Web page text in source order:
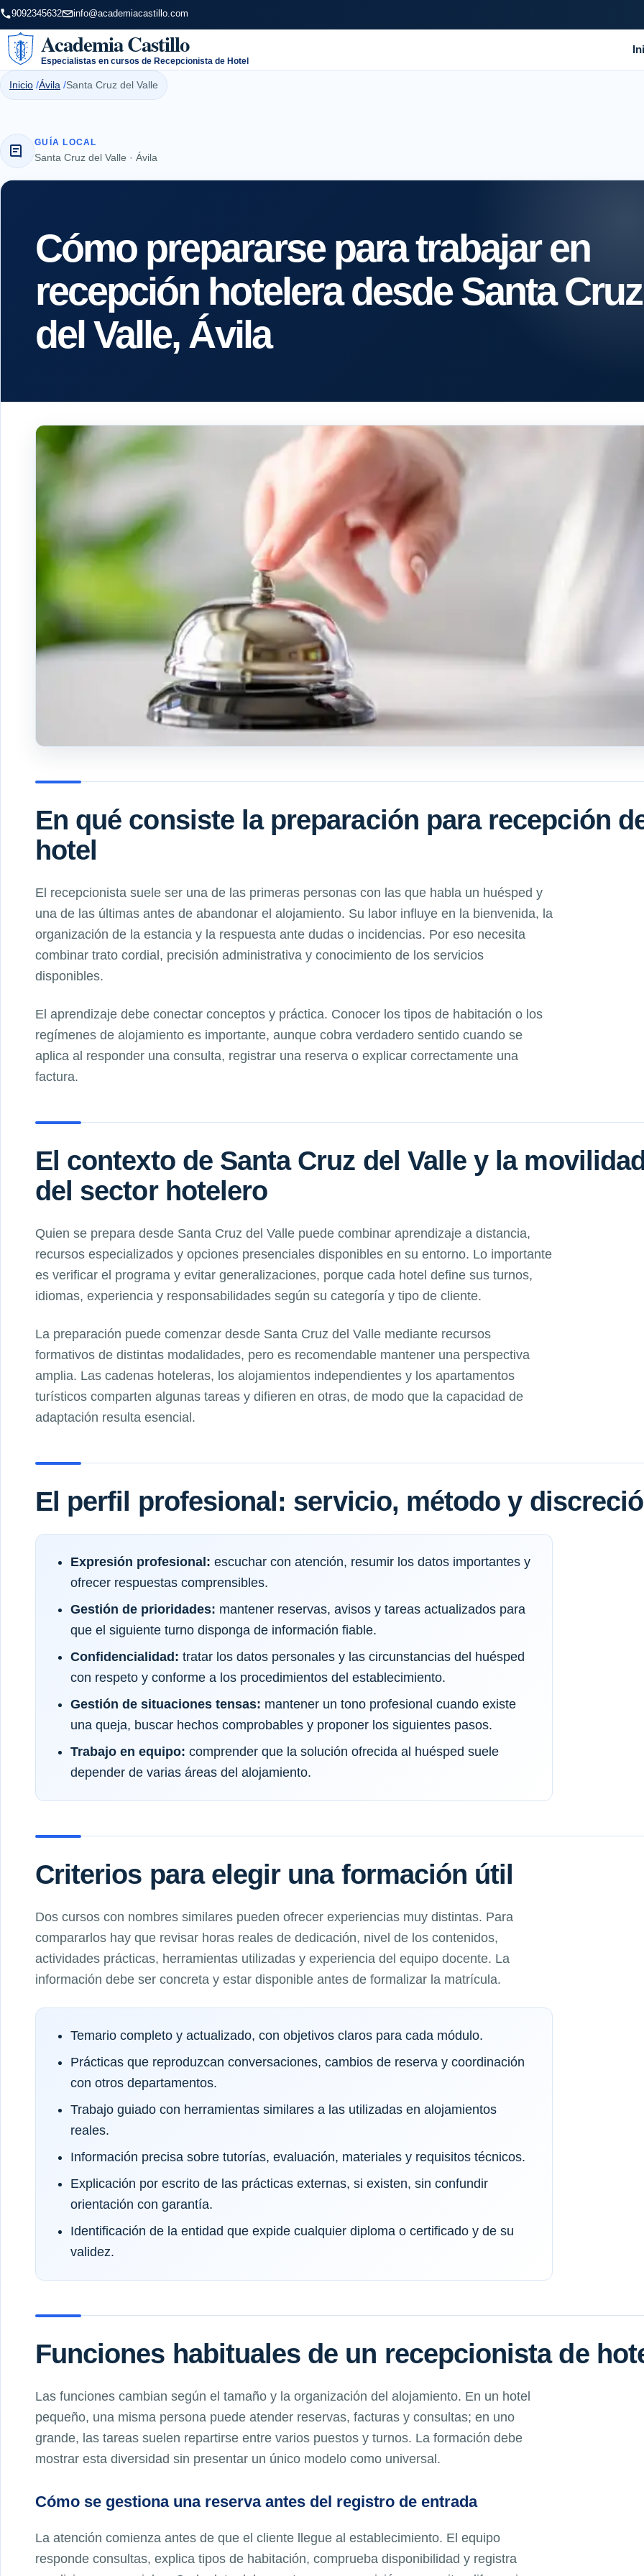
9092345632 info@academiacastillo.com
Academia Castillo
Especialistas en cursos de Recepcionista de Hotel
Inicio Ávila Santa Cruz del Valle
GUÍA LOCAL
Santa Cruz del Valle · Ávila
Cómo prepararse para trabajar en
recepción hotelera desde Santa Cruz
del Valle, Ávila
En qué consiste la preparación para recepción
hotel
El recepcionista suele ser una de las primeras personas con las que habla un huésped y
una de las últimas antes de abandonar el alojamiento. Su labor influye en la bienvenida, la
organización de la estancia y la respuesta ante dudas o incidencias. Por eso necesita
combinar trato cordial, precisión administrativa y conocimiento de los servicios
disponibles.
El aprendizaje debe conectar conceptos y práctica. Conocer los tipos de habitación o los
regímenes de alojamiento es importante, aunque cobra verdadero sentido cuando se
aplica al responder una consulta, registrar una reserva o explicar correctamente una
factura.
El contexto de Santa Cruz del Valle y la
del sector hotelero
Quien se prepara desde Santa Cruz del Valle puede combinar aprendizaje a distancia,
recursos especializados y opciones presenciales disponibles en su entorno. Lo importante
es verificar el programa y evitar generalizaciones, porque cada hotel define sus turnos,
idiomas, experiencia y responsabilidades según su categoría y tipo de cliente.
La preparación puede comenzar desde Santa Cruz del Valle mediante recursos
formativos de distintas modalidades, pero es recomendable mantener una perspectiva
amplia. Las cadenas hoteleras, los alojamientos independientes y los apartamentos
turísticos comparten algunas tareas y difieren en otras, de modo que la capacidad de
adaptación resulta esencial.
El perfil profesional: servicio, método y
Expresión profesional: escuchar con atención, resumir los datos importantes y
ofrecer respuestas comprensibles.
Gestión de prioridades: mantener reservas, avisos y tareas actualizados para
que el siguiente turno disponga de información fiable.
Confidencialidad: tratar los datos personales y las circunstancias del huésped
con respeto y conforme a los procedimientos del establecimiento.
Gestión de situaciones tensas: mantener un tono profesional cuando existe
una queja, buscar hechos comprobables y proponer los siguientes pasos.
Trabajo en equipo: comprender que la solución ofrecida al huésped suele
depender de varias áreas del alojamiento.
Criterios para elegir una formación útil
Dos cursos con nombres similares pueden ofrecer experiencias muy distintas. Para
compararlos hay que revisar horas reales de dedicación, nivel de los contenidos,
actividades prácticas, herramientas utilizadas y experiencia del equipo docente. La
información debe ser concreta y estar disponible antes de formalizar la matrícula.
Temario completo y actualizado, con objetivos claros para cada módulo.
Prácticas que reproduzcan conversaciones, cambios de reserva y coordinación
con otros departamentos.
Trabajo guiado con herramientas similares a las utilizadas en alojamientos
reales.
Información precisa sobre tutorías, evaluación, materiales y requisitos técnicos.
Explicación por escrito de las prácticas externas, si existen, sin confundir
orientación con garantía.
Identificación de la entidad que expide cualquier diploma o certificado y de su
validez.
Funciones habituales de un recepcionista de
Las funciones cambian según el tamaño y la organización del alojamiento. En un hotel
pequeño, una misma persona puede atender reservas, facturas y consultas; en uno
grande, las tareas suelen repartirse entre varios puestos y turnos. La formación debe
mostrar esta diversidad sin presentar un único modelo como universal.
Cómo se gestiona una reserva antes del registro de entrada
La atención comienza antes de que el cliente llegue al establecimiento. El equipo
responde consultas, explica tipos de habitación, comprueba disponibilidad y registra